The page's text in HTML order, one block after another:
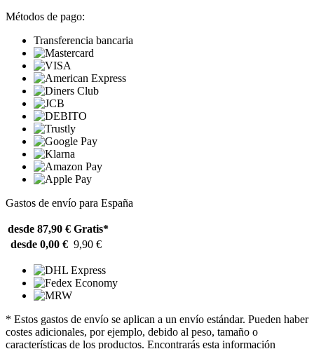
Métodos de pago:
Transferencia bancaria
Gastos de envío para España
desde 87,90 € Gratis*
desde 0,00 € 9,90 €
* Estos gastos de envío se aplican a un envío estándar. Pueden haber
costes adicionales, por ejemplo, debido al peso, tamaño o
características de los productos. Encontrarás esta información